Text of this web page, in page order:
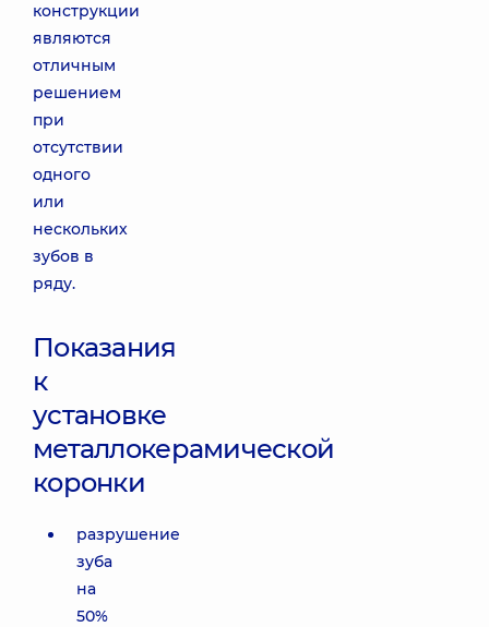
конструкции
являются
отличным
решением
при
отсутствии
одного
или
нескольких
зубов в
ряду.
Показания
к
установке
металлокерамической
коронки
разрушение
зуба
на
50%